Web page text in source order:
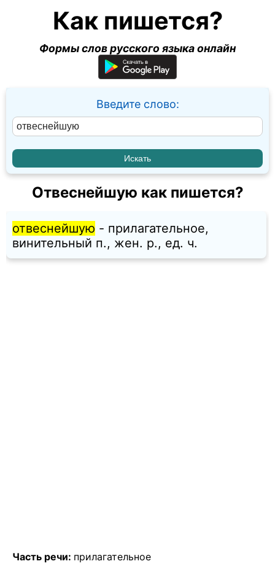
Как пишется?
Формы слов русского языка онлайн
Введите слово:
Отвеснейшую как пишется?
отвеснейшую - прилагательное,
винительный п., жен. p., ед. ч.
Часть речи: прилагательное